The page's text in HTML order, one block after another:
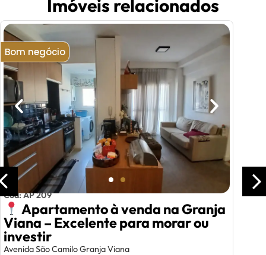
Imóveis relacionados
Bom negócio
Cód: AP 209
Apartamento à venda na Granja
Viana – Excelente para morar ou
investir
Avenida São Camilo Granja Viana